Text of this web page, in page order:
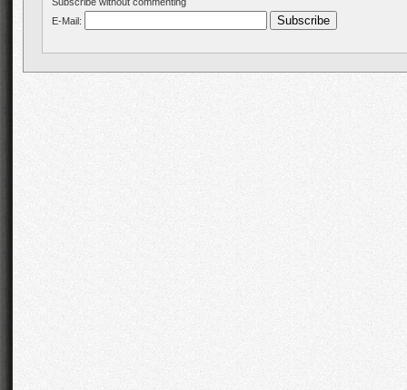
E-Mail: